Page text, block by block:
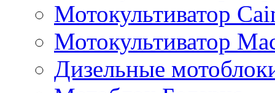
Мотокультиватор
Мотокультиватор
Дизельные